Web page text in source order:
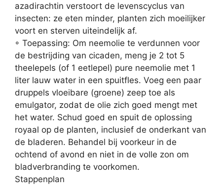
azadirachtin verstoort de levenscyclus van
insecten: ze eten minder, planten zich moeilijker
voort en sterven uiteindelijk af.
◦ Toepassing: Om neemolie te verdunnen voor
de bestrijding van cicaden, meng je 2 tot 5
theelepels (of 1 eetlepel) pure neemolie met 1
liter lauw water in een spuitfles. Voeg een paar
druppels vloeibare (groene) zeep toe als
emulgator, zodat de olie zich goed mengt met
het water. Schud goed en spuit de oplossing
royaal op de planten, inclusief de onderkant van
de bladeren. Behandel bij voorkeur in de
ochtend of avond en niet in de volle zon om
bladverbranding te voorkomen.
Stappenplan